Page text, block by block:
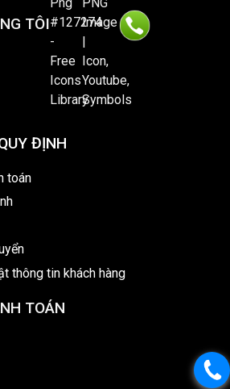
TÔI
ĐỊNH
toán
thông tin khách hàng
TOÁN